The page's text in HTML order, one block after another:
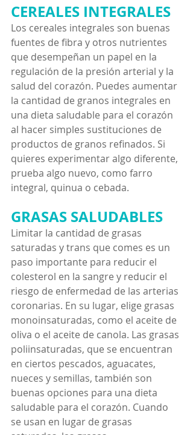
CEREALES INTEGRALES
Los cereales integrales son buenas
fuentes de fibra y otros nutrientes
que desempeñan un papel en la
regulación de la presión arterial y la
salud del corazón. Puedes aumentar
la cantidad de granos integrales en
una dieta saludable para el corazón
al hacer simples sustituciones de
productos de granos refinados. Si
quieres experimentar algo diferente,
prueba algo nuevo, como farro
integral, quinua o cebada.
GRASAS SALUDABLES
Limitar la cantidad de grasas
saturadas y trans que comes es un
paso importante para reducir el
colesterol en la sangre y reducir el
riesgo de enfermedad de las arterias
coronarias. En su lugar, elige grasas
monoinsaturadas, como el aceite de
oliva o el aceite de canola. Las grasas
poliinsaturadas, que se encuentran
en ciertos pescados, aguacates,
nueces y semillas, también son
buenas opciones para una dieta
saludable para el corazón. Cuando
se usan en lugar de grasas